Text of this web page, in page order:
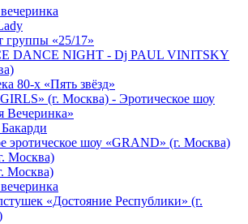
группы «25/17»
DANCE NIGHT - Dj PAUL VINITSKY
80-х «Пять звёзд»
(г. Москва) - Эротическое шоу
Вечеринка»
эротическое шоу «GRAND» (г. Москва)
Москва)
Москва)
«Достояние Республики» (г.